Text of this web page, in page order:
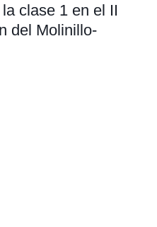
clase 1 en el II
del Molinillo-